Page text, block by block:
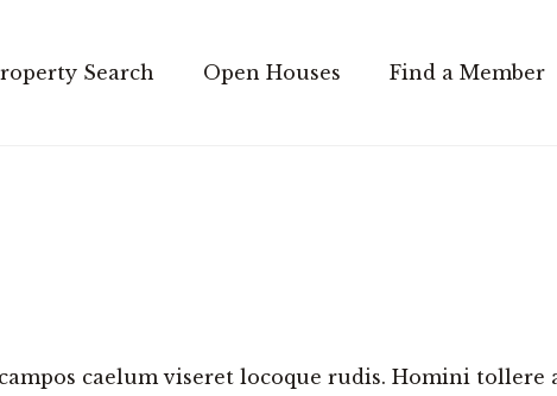
Search Open Houses Find a Member
caelum viseret locoque rudis. Homini tollere